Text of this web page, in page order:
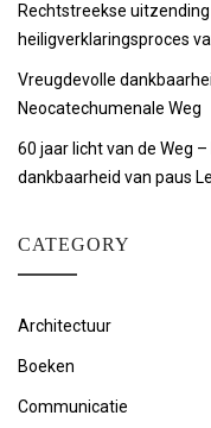
Rechtstreekse
heiligverklaringsproces
Vreugdevolle
Neocatechumenale Weg
60 jaar licht van de Weg
dankbaarheid van paus
CATEGORY
Architectuur
Boeken
Communicatie